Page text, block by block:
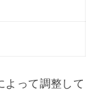
って調整して